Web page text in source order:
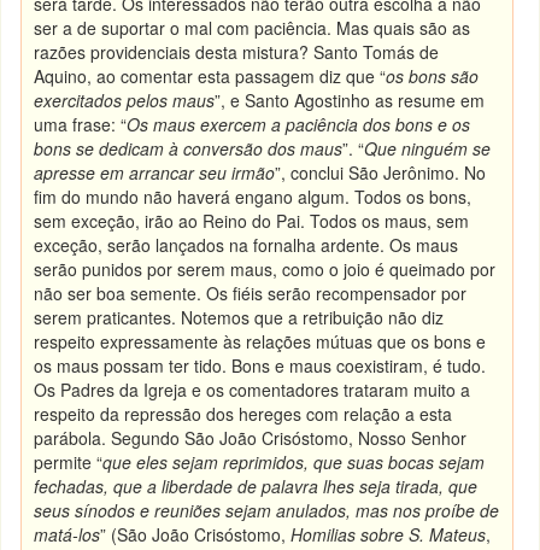
ser a de suportar o mal com paciência. Mas quais são as
razões providenciais desta mistura? Santo Tomás de
Aquino, ao comentar esta passagem diz que “os bons são
exercitados pelos maus”, e Santo Agostinho as resume em
uma frase: “Os maus exercem a paciência dos bons e os
bons se dedicam à conversão dos maus”. “Que ninguém se
apresse em arrancar seu irmão”, conclui São Jerônimo. No
fim do mundo não haverá engano algum. Todos os bons,
sem exceção, irão ao Reino do Pai. Todos os maus, sem
exceção, serão lançados na fornalha ardente. Os maus
serão punidos por serem maus, como o joio é queimado por
não ser boa semente. Os fiéis serão recompensador por
serem praticantes. Notemos que a retribuição não diz
respeito expressamente às relações mútuas que os bons e
os maus possam ter tido. Bons e maus coexistiram, é tudo.
Os Padres da Igreja e os comentadores trataram muito a
respeito da repressão dos hereges com relação a esta
parábola. Segundo São João Crisóstomo, Nosso Senhor
permite “que eles sejam reprimidos, que suas bocas sejam
fechadas, que a liberdade de palavra lhes seja tirada, que
seus sínodos e reuniões sejam anulados, mas nos proíbe de
matá-los” (São João Crisóstomo,Homilias sobre S. Mateus,